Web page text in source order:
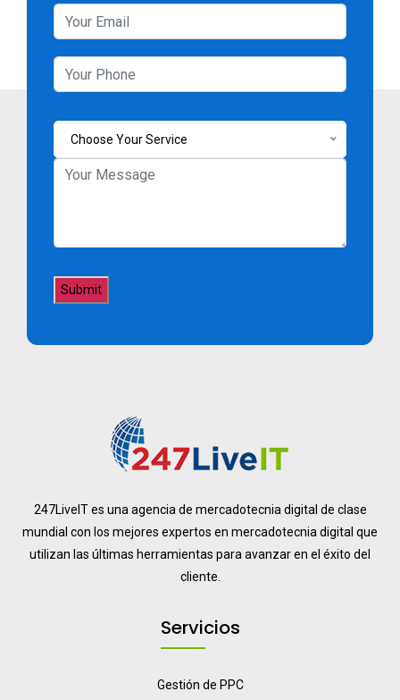
Choose Your Service
247LiveIT es una agencia de mercadotecnia digital de clase
mundial con los mejores expertos en mercadotecnia digital que
utilizan las últimas herramientas para avanzar en el éxito del
cliente.
Servicios
Gestión de PPC